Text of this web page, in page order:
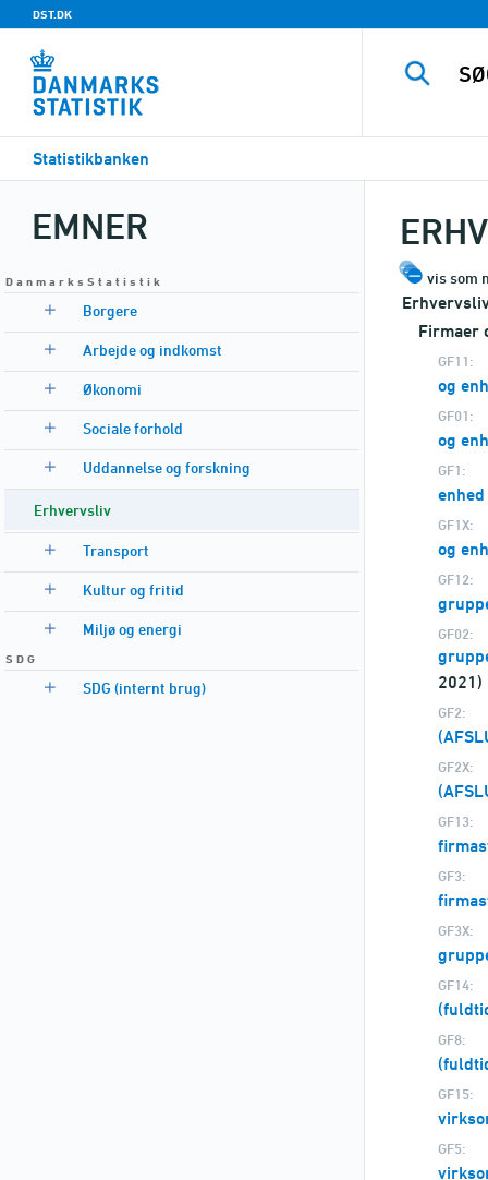
DST.DK
Statistikbanken
EMNER
D a n m a r k s S t a t i s t i k
Borgere
Arbejde og indkomst
Økonomi
Sociale forhold
Uddannelse og forskning
Erhvervsliv
Transport
Kultur og fritid
Miljø og energi
S D G
SDG (internt brug)
vis som
Firmaer
GF11:
og
GF01:
og
GF1:
enhed
GF1X:
og
GF12:
GF02:
2021)
GF2:
GF2X:
GF13:
GF3:
GF3X:
GF14:
GF8:
GF15:
GF5: